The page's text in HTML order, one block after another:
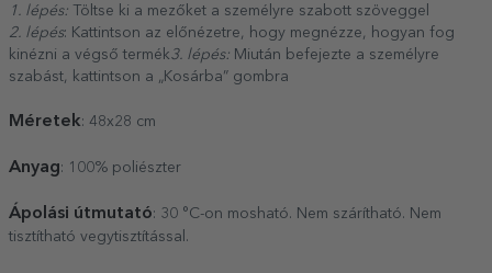
1. lépés: Töltse ki a mezőket a személyre szabott szöveggel
2. lépés: Kattintson az előnézetre, hogy megnézze, hogyan fog
kinézni a végső termék3. lépés: Miután befejezte a személyre
szabást, kattintson a „Kosárba” gombra
Méretek: 48x28 cm
Anyag: 100% poliészter
Ápolási útmutató: 30 °C-on mosható. Nem szárítható. Nem
tisztítható vegytisztítással.